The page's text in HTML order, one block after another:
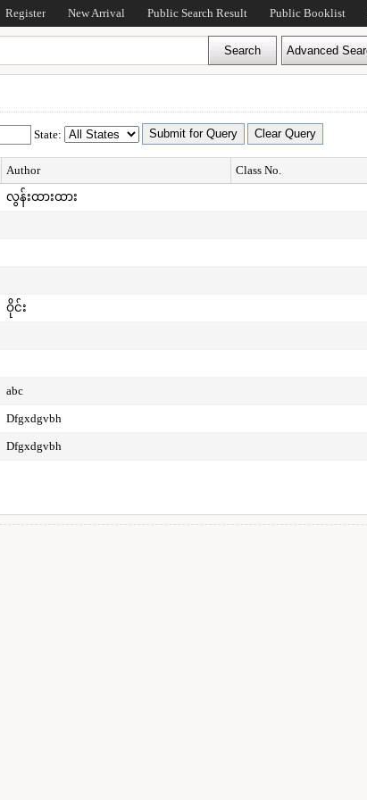
Register New Arrival Public Search Result Public Booklist
State:
Author Class No.
လွန်းထားထား
ဝိုင်း
abc
Dfgxdgvbh
Dfgxdgvbh